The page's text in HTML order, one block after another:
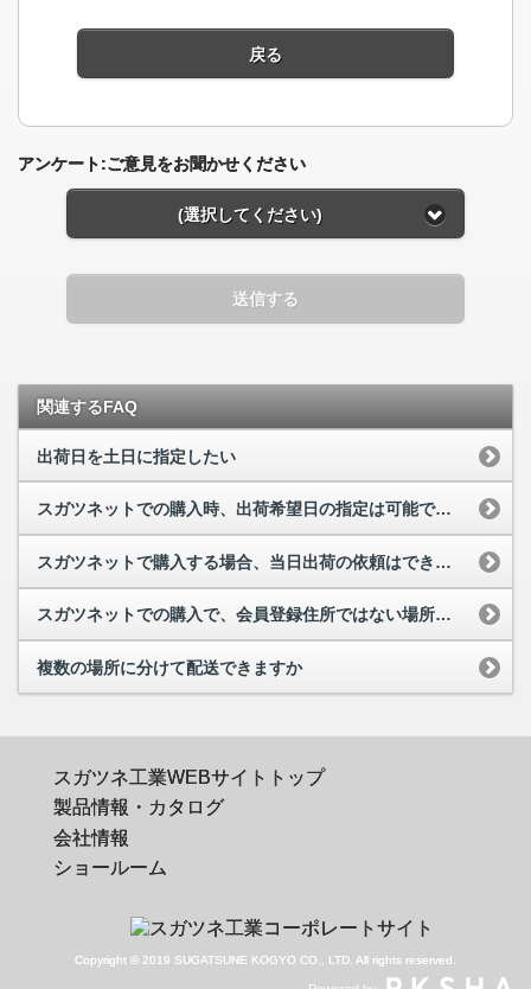
戻る
アンケート:ご意見をお聞かせください
(選択してください)
送信する
関連するFAQ
出荷日を土日に指定したい
スガツネットでの購入時、出荷希望日の指定は可能ですか
スガツネットで購入する場合、当日出荷の依頼はできますか
スガツネットでの購入で、会員登録住所ではない場所に配送したい
複数の場所に分けて配送できますか
スガツネ工業WEBサイトトップ
製品情報・カタログ
会社情報
ショールーム
Copyright © 2019 SUGATSUNE KOGYO CO., LTD. All rights reserved.